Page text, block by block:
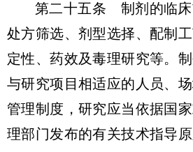
第二十五条 制剂的临床
处方筛选、剂型选择、配制
定性、药效及毒理研究等。
与研究项目相适应的人员、
管理制度，研究应当依据国
理部门发布的有关技术指导